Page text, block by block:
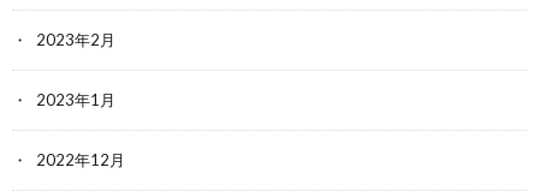
2023年2月
2023年1月
2022年12月